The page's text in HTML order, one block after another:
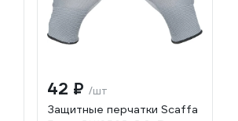
42 ₽ /шт
Защитные перчатки Scaffa